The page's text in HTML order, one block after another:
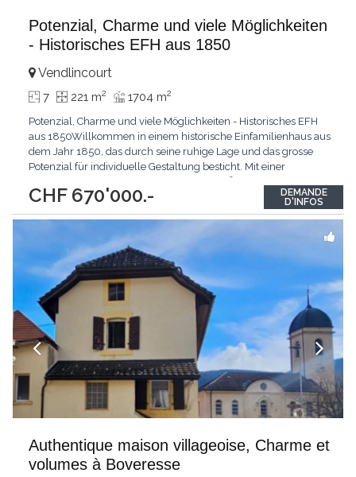
Potenzial, Charme und viele Möglichkeiten
- Historisches EFH aus 1850
CHF 670'000.-
Vendlincourt
7 221 m2 1704 m2
Potenzial, Charme und viele Möglichkeiten - Historisches EFH
aus 1850Willkommen in einem historische Einfamilienhaus aus
dem Jahr 1850, das durch seine ruhige Lage und das grosse
Potenzial für individuelle Gestaltung besticht. Mit einer
2 Küchen, 1 Badezimmer und 2 Gäste-WC's. Ob Umbau zu
einem Mehrgenerationenhaus oder Aufteilung in...
DEMANDE
D'INFOS
Authentique maison villageoise, Charme et
volumes à Boveresse